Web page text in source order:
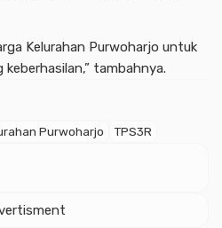
Kelurahan Purwoharjo untuk
tambahnya.
Purwoharjo TPS3R